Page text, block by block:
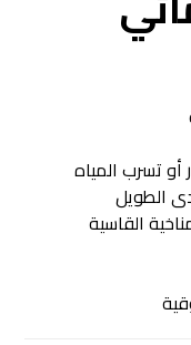
أو تسرب المياه
الطويل
القاسية